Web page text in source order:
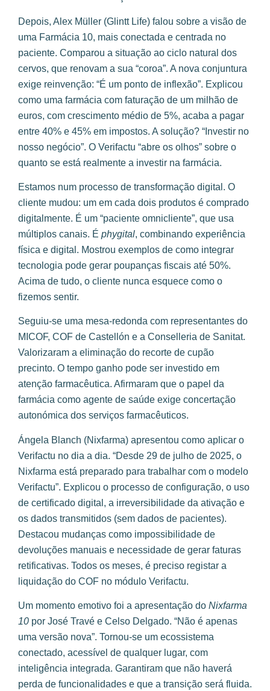
Depois, Alex Müller (Glintt Life) falou sobre a visão de
uma Farmácia 10, mais conectada e centrada no
paciente. Comparou a situação ao ciclo natural dos
cervos, que renovam a sua “coroa”. A nova conjuntura
exige reinvenção: “É um ponto de inflexão”. Explicou
como uma farmácia com faturação de um milhão de
euros, com crescimento médio de 5%, acaba a pagar
entre 40% e 45% em impostos. A solução? “Investir no
nosso negócio”. O Verifactu “abre os olhos” sobre o
quanto se está realmente a investir na farmácia.
Estamos num processo de transformação digital. O
cliente mudou: um em cada dois produtos é comprado
digitalmente. É um “paciente omnicliente”, que usa
múltiplos canais. É phygital, combinando experiência
física e digital. Mostrou exemplos de como integrar
tecnologia pode gerar poupanças fiscais até 50%.
Acima de tudo, o cliente nunca esquece como o
fizemos sentir.
Seguiu-se uma mesa-redonda com representantes do
MICOF, COF de Castellón e a Conselleria de Sanitat.
Valorizaram a eliminação do recorte de cupão
precinto. O tempo ganho pode ser investido em
atenção farmacêutica. Afirmaram que o papel da
farmácia como agente de saúde exige concertação
autonómica dos serviços farmacêuticos.
Ángela Blanch (Nixfarma) apresentou como aplicar o
Verifactu no dia a dia. “Desde 29 de julho de 2025, o
Nixfarma está preparado para trabalhar com o modelo
Verifactu”. Explicou o processo de configuração, o uso
de certificado digital, a irreversibilidade da ativação e
os dados transmitidos (sem dados de pacientes).
Destacou mudanças como impossibilidade de
devoluções manuais e necessidade de gerar faturas
retificativas. Todos os meses, é preciso registar a
liquidação do COF no módulo Verifactu.
Um momento emotivo foi a apresentação do Nixfarma
10 por José Travé e Celso Delgado. “Não é apenas
uma versão nova”. Tornou-se um ecossistema
conectado, acessível de qualquer lugar, com
inteligência integrada. Garantiram que não haverá
perda de funcionalidades e que a transição será fluida.